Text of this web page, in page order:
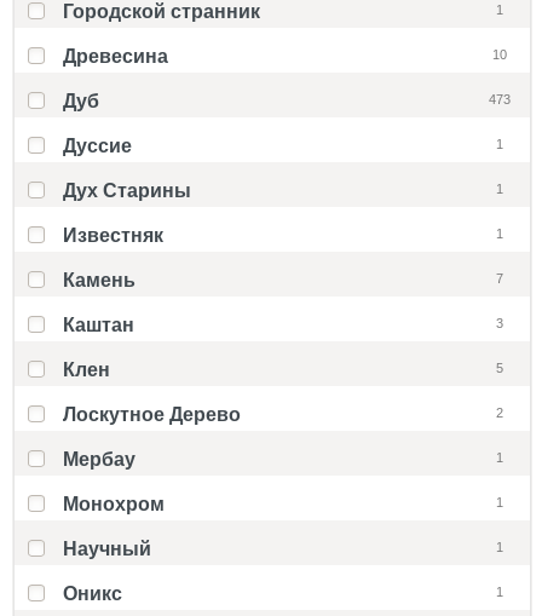
Городской странник 1
Древесина 10
Дуб 473
Дуссие 1
Дух Старины 1
Известняк 1
Камень 7
Каштан 3
Клен 5
Лоскутное Дерево 2
Мербау 1
Монохром 1
Научный 1
Оникс 1